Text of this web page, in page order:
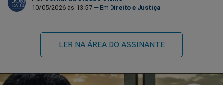
10/05/2026 às 13:57 Direito e Justiça
LER NA ÁREA DO ASSINANTE